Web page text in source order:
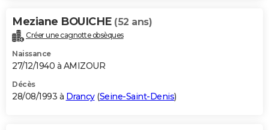
Meziane BOUICHE (52 ans)
Créer une cagnotte obsèques
Naissance
27/12/1940 à AMIZOUR
Décès
28/08/1993 à Drancy(Seine-Saint-Denis)